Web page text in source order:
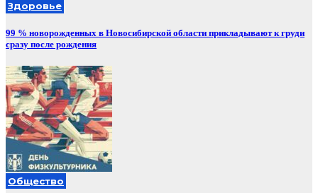
Здоровье
99 % новорожденных в Новосибирской области прикладывают к груди
сразу после рождения
Общество